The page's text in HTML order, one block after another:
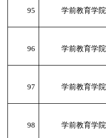
95 学前教育学院
96 学前教育学院
97 学前教育学院
98 学前教育学院